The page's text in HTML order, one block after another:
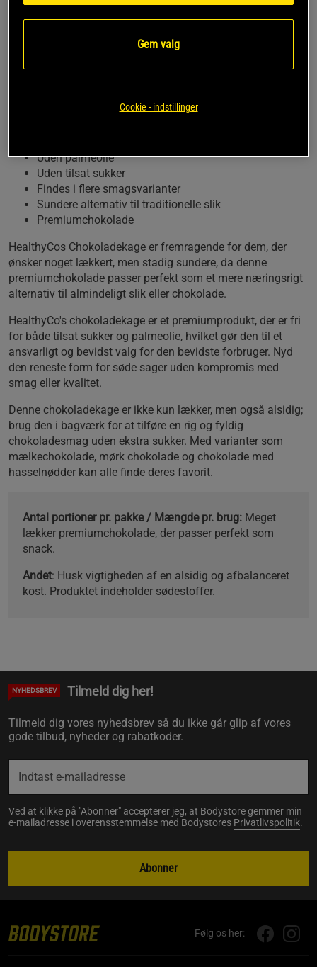
sukkerindhold, som ofte findes i traditionelle
Uden palmeolie
Uden tilsat sukker
Findes i flere smagsvarianter
Sundere alternativ til traditionelle slik
Premiumchokolade
HealthyCos Chokoladekage er fremragende for dem, der
ønsker noget lækkert, men stadig sundere, da denne
premiumchokolade passer perfekt som et mere næringsrigt
alternativ til almindeligt slik eller chokolade.
HealthyCo's chokoladekage er et premiumprodukt, der er fri
for både tilsat sukker og palmeolie, hvilket gør den til et
ansvarligt og bevidst valg for den bevidste forbruger. Nyd
den reneste form for søde sager uden kompromis med
smag eller kvalitet.
Denne chokoladekage er ikke kun lækker, men også alsidig;
brug den i bagværk for at tilføre en rig og fyldig
chokoladesmag uden ekstra sukker. Med varianter som
mælkechokolade, mørk chokolade og chokolade med
hasselnødder kan alle finde deres favorit.
Antal portioner pr. pakke / Mængde pr. brug: Meget
lækker premiumchokolade, der passer perfekt som
snack.
Andet: Husk vigtigheden af en alsidig og afbalanceret
kost. Produktet indeholder sødestoffer.
NYHEDSBREV Tilmeld dig her!
Tilmeld dig vores nyhedsbrev så du ikke går glip af vores
gode tilbud, nyheder og rabatkoder.
Ved at klikke på "Abonner" accepterer jeg, at Bodystore gemmer min
e-mailadresse i overensstemmelse med Bodystores Privatlivspolitik.
Abonner
Følg os her:
Gem valg
Cookie - indstillinger